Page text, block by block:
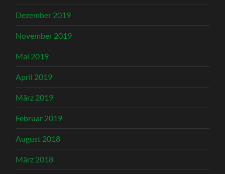
Dezember 2019
November 2019
Mai 2019
April 2019
März 2019
Februar 2019
August 2018
März 2018